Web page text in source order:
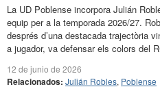
La UD Poblense incorpora Julián
equip per a la temporada 2026/27.
després d’una destacada trajectòria
a jugador, va defensar els colors del
12 de junio de 2026
Relacionados: Julián Robles, Poblense